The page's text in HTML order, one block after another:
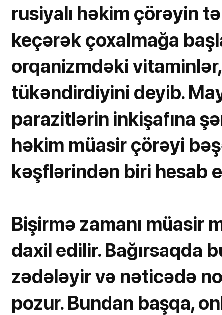
rusiyalı həkim çörəyin
keçərək çoxalmağa
orqanizmdəki
tükəndirdiyini deyib.
parazitlərin inkişafına
həkim müasir çörəyi
kəşflərindən biri hesab
Bişirmə zamanı müasir
daxil edilir. Bağırsaqda
zədələyir və nəticədə
pozur. Bundan başqa,